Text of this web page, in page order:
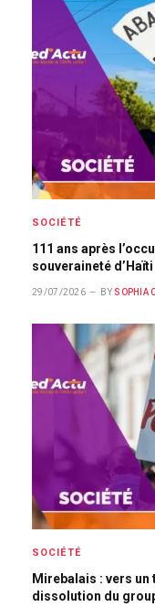
SOCIÉTÉ
111 ans après
souveraineté
29/07/2026 BY SOPHIA
SOCIÉTÉ
Mirebalais : vers
dissolution du